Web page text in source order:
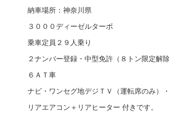
納車場所：神奈川県
３０００ディーゼルターボ
乗車定員２９人乗り
２ナンバー登録・中型免許（８トン限定解
６ＡＴ車
ナビ・ワンセグ地デジＴＶ（運転席のみ）
リアエアコン＋リアヒーター 付きです。